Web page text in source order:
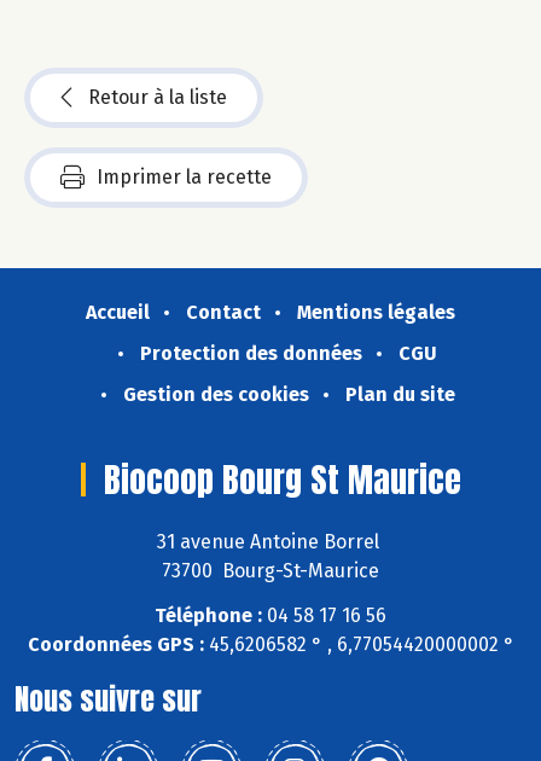
Retour à la liste
Imprimer la recette
Accueil Contact
Mentions légales
Protection des données
CGU
Gestion des cookies
Plan du site
Biocoop Bourg St Maurice
31 avenue Antoine Borrel
73700 Bourg-St-Maurice
Téléphone : 04 58 17 16 56
Coordonnées GPS :45,6206582 ° , 6,77054420000002 °
Nous suivre sur